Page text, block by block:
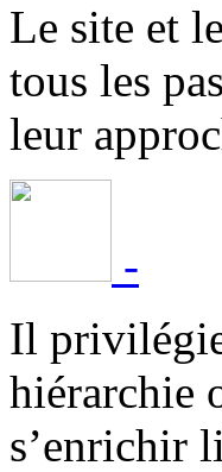
Le site et
tous les
leur
-
Il
hiérarchie
s’enrichir